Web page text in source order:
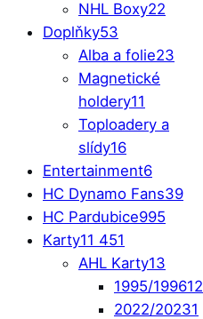
NHL Boxy22
Doplňky53
Alba a folie23
Magnetické
holdery11
Toploadery a
slídy16
Entertainment6
HC Dynamo Fans39
HC Pardubice995
Karty11 451
AHL Karty13
1995/199612
2022/20231